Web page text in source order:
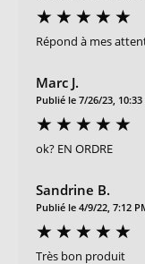
Répond à mes
Marc J.
Publié le 7/26/23, 10:33
ok? EN ORDRE
Sandrine B.
Publié le 4/9/22, 7:12
Très bon produit